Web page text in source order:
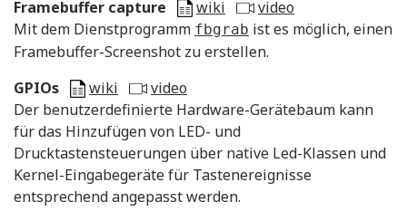
Framebuffer capture
wiki
video
Mit dem Dienstprogramm fbgrab ist es möglich, einen
Framebuffer-Screenshot zu erstellen.
GPIOs
wiki
video
Der benutzerdefinierte Hardware-Gerätebaum kann
für das Hinzufügen von LED- und
Drucktastensteuerungen über native Led-Klassen und
Kernel-Eingabegeräte für Tastenereignisse
entsprechend angepasst werden.